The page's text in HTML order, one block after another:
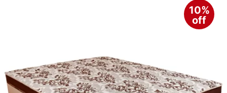
10%
off